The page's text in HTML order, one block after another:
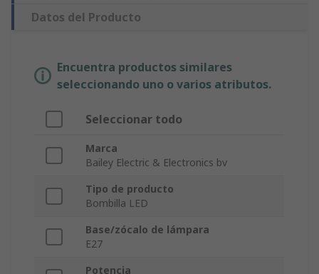
Datos del Producto
Encuentra productos similares
seleccionando uno o varios atributos.
Seleccionar todo
Marca
Bailey Electric & Electronics bv
Tipo de producto
Bombilla LED
Base/zócalo de lámpara
E27
Potencia